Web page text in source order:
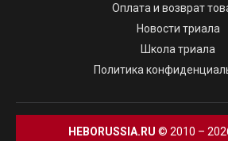
Оплата и возврат
Новости триала
Школа триала
Политика
HEBORUSSIA.RU © 2010 –